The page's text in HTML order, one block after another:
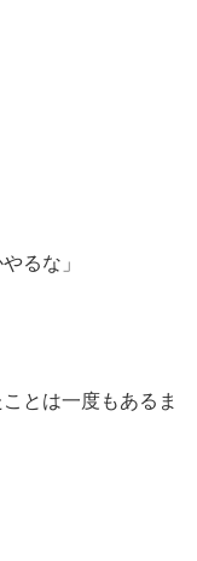
るな」
とは一度もあるま